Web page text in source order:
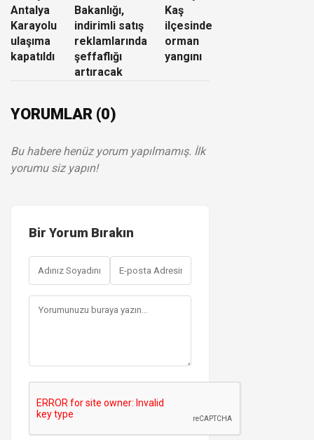
Antalya
Karayolu
ulaşıma
kapatıldı
Bakanlığı,
indirimli satış
reklamlarında
şeffaflığı
artıracak
Kaş
ilçesinde
orman
yangını
YORUMLAR (0)
Bu habere henüz yorum yapılmamış. İlk
yorumu siz yapın!
Bir Yorum Bırakın